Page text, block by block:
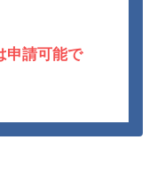
申請可能で